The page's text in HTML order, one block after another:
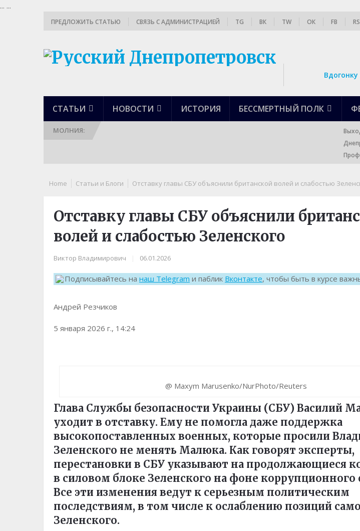
... ...
ПРЕДЛОЖИТЬ СТАТЬЮ СВЯЗЬ С АДМИНИСТРАЦИЕЙ TG ВК TW ОК FB
СТАТЬИ НОВОСТИ ИСТОРИЯ БЕССМЕРТНЫЙ ПОЛК
МОЛНИЯ:
Home Статьи и Блоги Отставку главы СБУ объяснили британской волей и слабостью
Отставку главы СБУ объяснили
волей и слабостью Зеленского
Виктор Владимирович 06.01.2026
Подписывайтесь на наш Telegram и паблик Вконтакте, чтобы быть в курсе
Андрей Резчиков
5 января 2026 г., 14:24
@ Maxym Marusenko/NurPhoto/Reuters
Глава Службы безопасности Украины (СБУ) Василий
уходит в отставку. Ему не помогла даже поддержка
высокопоставленных военных, которые просили
Зеленского не менять Малюка. Как говорят эксперты,
перестановки в СБУ указывают на продолжающиеся
в силовом блоке Зеленского на фоне коррупционного
Все эти изменения ведут к серьезным политическим
последствиям, в том числе к ослаблению позиций
Зеленского.